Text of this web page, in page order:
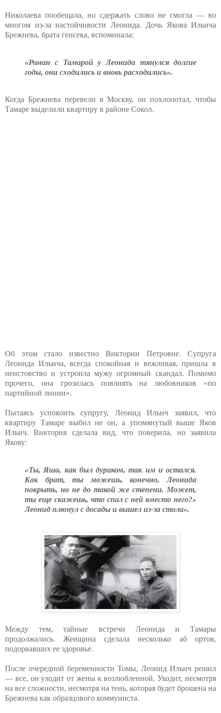
Николаева пообещала, но сдержать слово не смогла — во
многом из-за настойчивости Леонида. Дочь Якова Ильича
Брежнева, брата генсека, вспоминала:
«Роман с Тамарой у Леонида тянулся долгие
годы, они сходились и вновь расходились».
Когда Брежнева перевели в Москву, он похлопотал, чтобы
Тамаре выделили квартиру в районе Сокол.
Об этом стало известно Виктории Петровне. Супруга
Леонида Ильича, всегда спокойная и вежливая, пришла в
неистовство и устроила мужу огромный скандал. Помимо
прочего, она грозилась повлиять на любовников «по
партийной линии».
Пытаясь успокоить супругу, Леонид Ильич заявил, что
квартиру Тамаре выбил не он, а упомянутый выше Яков
Ильич. Виктория сделала вид, что поверила, но заявила
Якову:
«Ты, Яша, как был дураком, так им и остался.
Как брат, ты можешь, конечно, Леонида
покрыть, но не до такой же степени. Может,
ты еще скажешь, что спал с ней вместо него?»
Леонид плюнул с досады и вышел из-за стола».
Между тем, тайные встречи Леонида и Тамары
продолжались. Женщина сделала несколько аб ортов,
подорвавших ее здоровье.
После очередной беременности Томы, Леонид Ильич решил
— все, он уходит от жены к возлюбленной. Уходит, несмотря
на все сложности, несмотря на тень, которая будет брошена на
Брежнева как образцового коммуниста.